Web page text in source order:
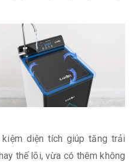
diện tích giúp tăng trải
thế lõi, vừa có thêm không